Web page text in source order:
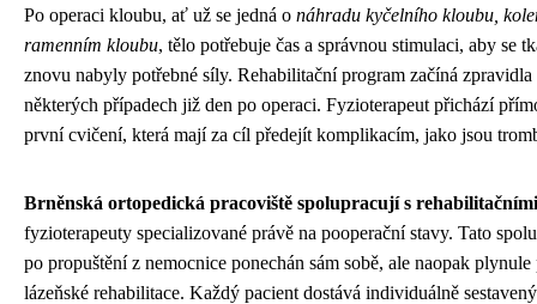
Po operaci kloubu, ať už se jedná o náhradu kyčelního kloubu,
ramenním kloubu, tělo potřebuje čas a správnou stimulaci, aby se
znovu nabyly potřebné síly. Rehabilitační program začíná
některých případech již den po operaci. Fyzioterapeut přichází
první cvičení, která mají za cíl předejít komplikacím, jako jsou
Brněnská ortopedická pracoviště spolupracují s
fyzioterapeuty specializované právě na pooperační stavy. Tato
po propuštění z nemocnice ponechán sám sobě, ale naopak
lázeňské rehabilitace. Každý pacient dostává individuálně